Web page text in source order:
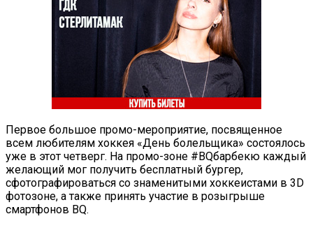
Первое большое промо-мероприятие, посвященное
всем любителям хоккея «День болельщика» состоялось
уже в этот четверг. На промо-зоне #BQбарбекю каждый
желающий мог получить бесплатный бургер,
сфотографироваться со знаменитыми хоккеистами в 3D
фотозоне, а также принять участие в розыгрыше
смартфонов BQ.